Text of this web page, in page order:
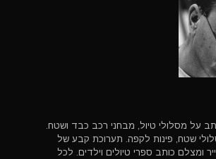
על מסלולי טיול, מבחני רכב כבד ושטח.
שטח, פינות לקפה. תערוכת קבע של
ומצלם כותב ספרי טיולים וילדים. לכל